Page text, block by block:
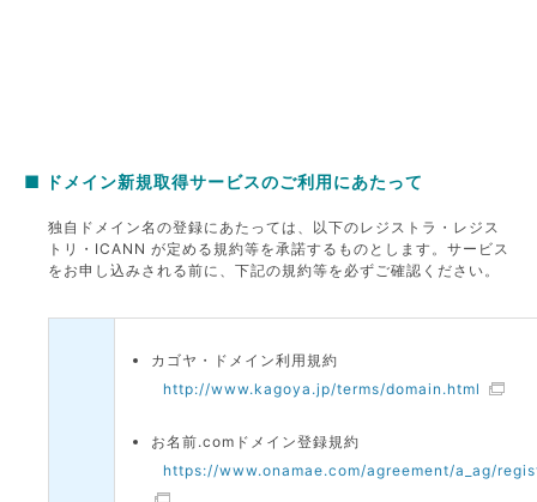
■ ドメイン新規取得サービスのご利用にあたって
独自ドメイン名の登録にあたっては、以下のレジストラ・レジス
トリ・ICANN が定める規約等を承諾するものとします。サービス
をお申し込みされる前に、下記の規約等を必ずご確認ください。
カゴヤ・ドメイン利用規約
http://www.kagoya.jp/terms/domain.html
お名前.comドメイン登録規約
https://www.onamae.com/agreement/a_ag/